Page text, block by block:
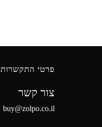
פרטי התקשרות
צור קשר
buy@zolpo.co.il